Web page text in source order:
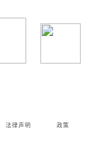
法律声明 政策